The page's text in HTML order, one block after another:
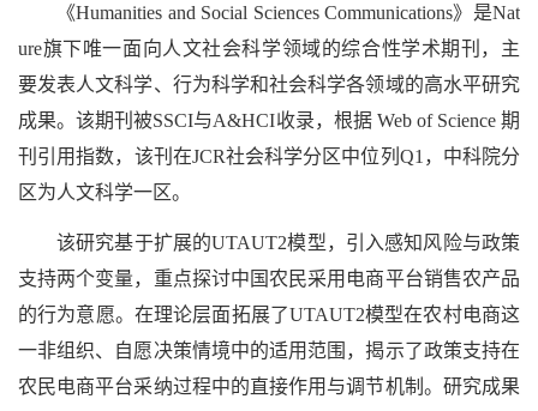
《Humanities and Social Sciences Communications》是Nat
ure旗下唯一面向人文社会科学领域的综合性学术期刊，主
要发表人文科学、行为科学和社会科学各领域的高水平研究
成果。该期刊被SSCI与A&HCI收录，根据 Web of Science 期
刊引用指数，该刊在JCR社会科学分区中位列Q1，中科院分
区为人文科学一区。
该研究基于扩展的UTAUT2模型，引入感知风险与政策
支持两个变量，重点探讨中国农民采用电商平台销售农产品
的行为意愿。在理论层面拓展了UTAUT2模型在农村电商这
一非组织、自愿决策情境中的适用范围，揭示了政策支持在
农民电商平台采纳过程中的直接作用与调节机制。研究成果